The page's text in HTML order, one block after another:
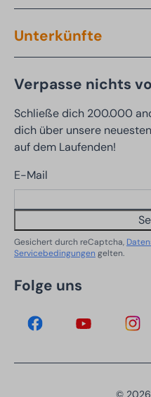
Unterkünfte
Verpasse nichts
Schließe dich 200.000
dich über unsere
auf dem Laufenden!
E-Mail
Gesichert durch reCaptcha,
Servicebedingungen gelten.
Folge uns
© 2026